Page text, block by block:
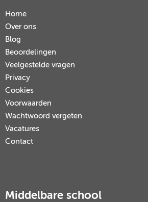
Home
Over ons
Blog
Beoordelingen
Veelgestelde vragen
Privacy
Cookies
Voorwaarden
Wachtwoord vergeten
Vacatures
Contact
Middelbare school